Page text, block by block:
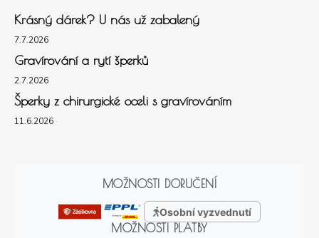
Krásný dárek? U nás už zabalený
7.7.2026
Gravírování a rytí šperků
2.7.2026
Šperky z chirurgické oceli s gravírováním
11.6.2026
MOŽNOSTI DORUČENÍ
Osobní vyzvednutí
MOŽNOSTI PLATBY